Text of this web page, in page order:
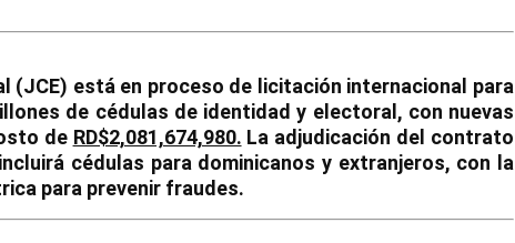
(JCE) está en proceso de licitación internacional para
de cédulas de identidad y electoral, con nuevas
de RD$2,081,674,980. La adjudicación del contrato
cédulas para dominicanos y extranjeros, con la
para prevenir fraudes.